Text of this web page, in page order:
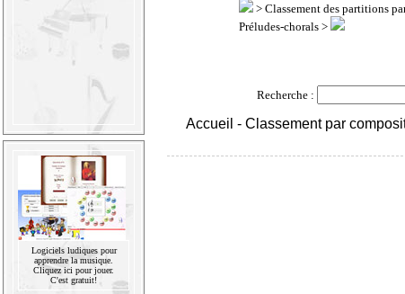
Logiciels ludiques pour
apprendre la musique.
Cliquez ici pour jouer.
C'est gratuit!
> Classement des partitions
Préludes-chorals >
Recherche :
Accueil - Classement par